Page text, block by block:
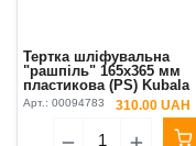
Тертка шліфувальна
"рашпіль" 165х365 мм
пластикова (РS) Kubala
Арт.: 00094783 310.00 UAH